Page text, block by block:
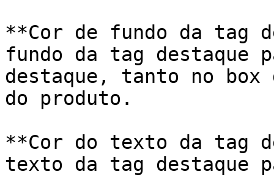
**Cor de fundo da tag
fundo da tag destaque
destaque, tanto no box
do produto.
**Cor do texto da tag
texto da tag destaque